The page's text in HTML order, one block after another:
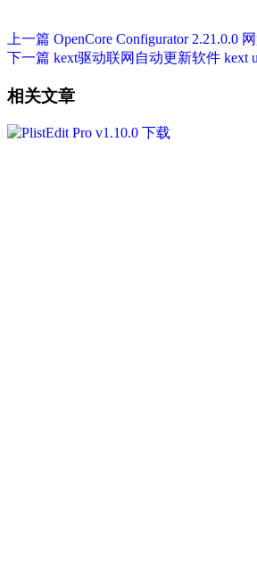
上一篇 OpenCore Configurator 2.21.0.0
下一篇 kext驱动联网自动更新软件 kext
相关文章